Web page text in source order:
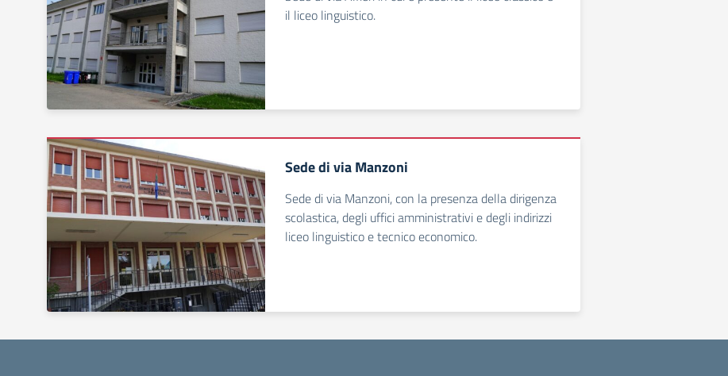
il liceo linguistico.
Sede di via Manzoni
Sede di via Manzoni, con la presenza della dirigenza
scolastica, degli uffici amministrativi e degli indirizzi
liceo linguistico e tecnico economico.